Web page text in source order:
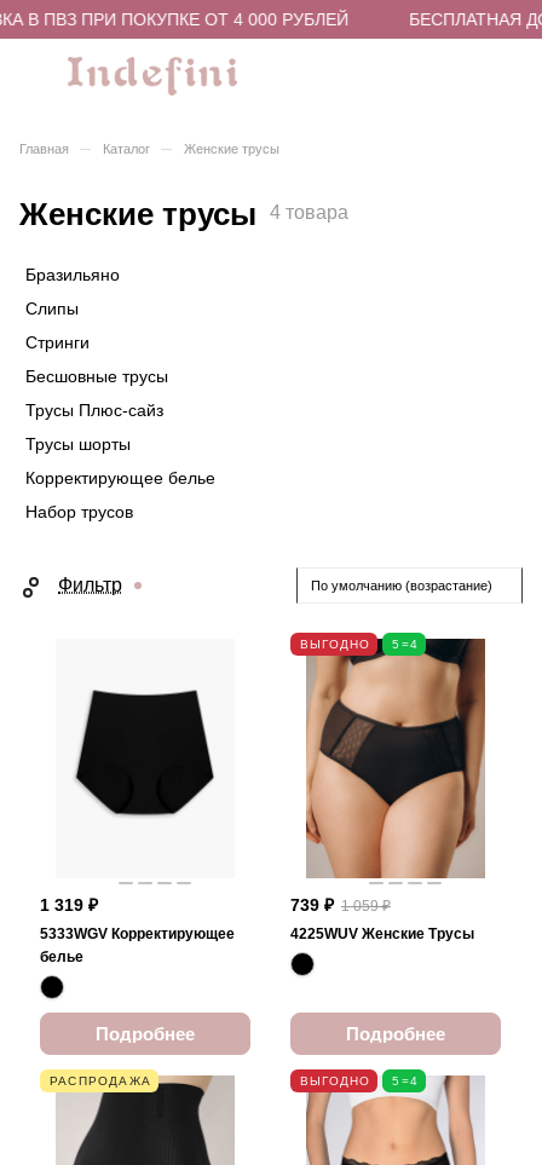
В ПВЗ ПРИ ПОКУПКЕ ОТ 4 000 РУБЛЕЙ БЕСПЛАТНАЯ
Главная – Каталог – Женские трусы
Женские трусы 4 товара
Бразильяно
Слипы
Стринги
Бесшовные трусы
Трусы Плюс-сайз
Трусы шорты
Корректирующее белье
Набор трусов
Фильтр По умолчанию (возрастание)
1 319 ₽
5333WGV Корректирующее
белье
Подробнее
ВЫГОДНО 5=4
739 ₽ 1 059 ₽
4225WUV Женские Трусы
Подробнее
РАСПРОДАЖА ВЫГОДНО 5=4